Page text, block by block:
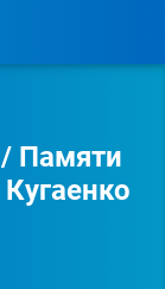
/ Памяти
Кугаенко